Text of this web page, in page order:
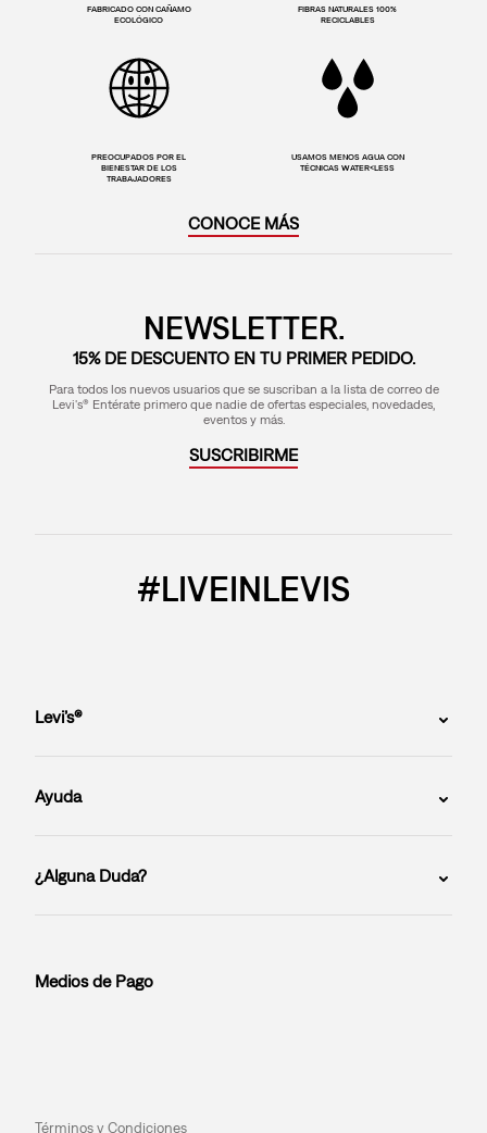
FABRICADO CON CAÑAMO
ECOLÓGICO
FIBRAS NATURALES 100%
RECICLABLES
PREOCUPADOS POR EL
BIENESTAR DE LOS
TRABAJADORES
USAMOS MENOS AGUA CON
TÉCNICAS WATER<LESS
CONOCE MÁS
NEWSLETTER.
15% DE DESCUENTO EN TU PRIMER PEDIDO.
Para todos los nuevos usuarios que se suscriban a la lista de correo de
Levi's® Entérate primero que nadie de ofertas especiales, novedades,
eventos y más.
SUSCRIBIRME
#LIVEINLEVIS
Levi’s®
Ayuda
¿Alguna Duda?
Medios de Pago
Términos y Condiciones